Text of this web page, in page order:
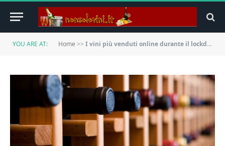
YOU ARE AT: Home >> I vini più venduti online durante il lockdown